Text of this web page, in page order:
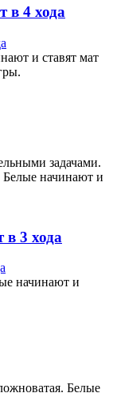
в 4 хода
и ставят мат
задачами.
Белые начинают и
в 3 хода
начинают и
Белые